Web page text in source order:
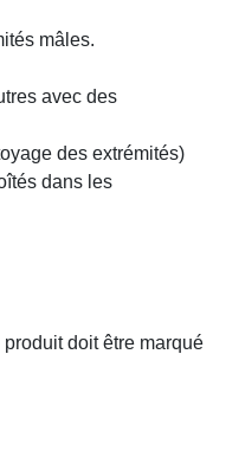
mâles.
avec des
des extrémités)
dans les
doit être marqué